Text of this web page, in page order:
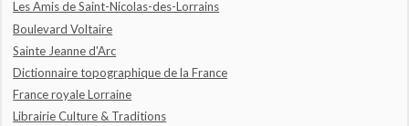
Les Amis de Saint-Nicolas-des-Lorrains
Boulevard Voltaire
Sainte Jeanne d'Arc
Dictionnaire topographique de la France
France royale Lorraine
Librairie Culture & Traditions